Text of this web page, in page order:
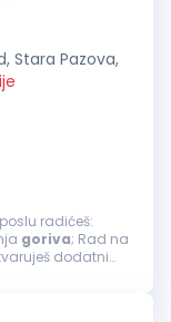
Stara Pazova,
radićeš:
goriva; Rad na
dodatni